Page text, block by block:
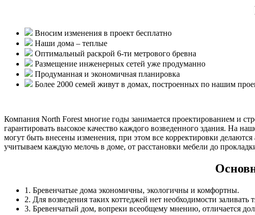
Вносим изменения в проект бесплатно
Наши дома – теплые
Оптимальный раскрой 6-ти метрового бревна
Размещение инженерных сетей уже продуманно
Продуманная и экономичная планировка
Более 2000 семей живут в домах, построенных по нашим
Компания North Forest многие годы занимается проектированием и
гарантировать высокое качество каждого возведенного здания. На
могут быть внесены изменения, при этом все корректировки
учитываем каждую мелочь в доме, от расстановки мебели до
1. Бревенчатые дома экономичны, экологичны и комфортны.
2. Для возведения таких коттеджей нет необходимости
3. Бревенчатый дом, вопреки всеобщему мнению, отличается